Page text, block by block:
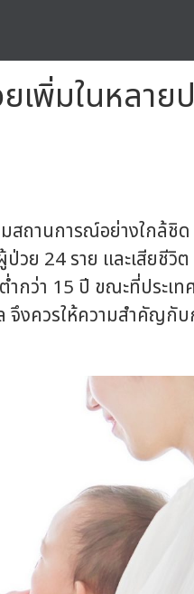
พิ่มในหลาย
สถานการณ์อย่างใกล้ชิด
วย 24 ราย และเสียชีวิต
ำกว่า 15 ปี ขณะที่ประเ
จึงควรให้ความสำคัญกั